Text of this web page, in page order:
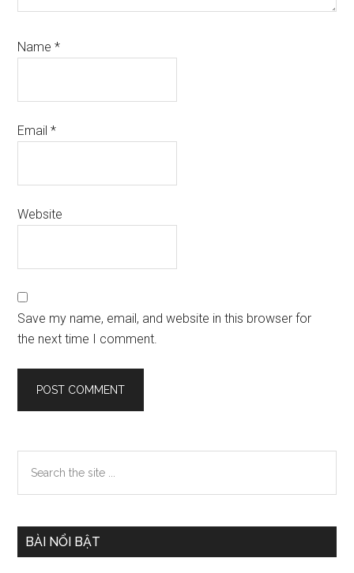
Name*
Email*
Website
Save my name, email, and website in this browser for
the next time I comment.
Primary
Sidebar
the
BÀI NỔI BẬT